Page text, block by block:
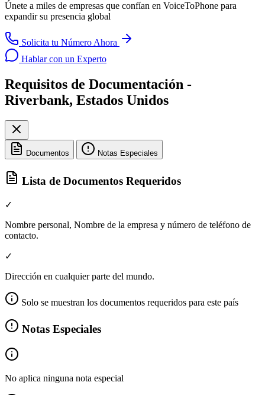
Únete a miles de empresas que confían en VoiceToPhone para
expandir su presencia global
Solicita tu Número Ahora
Hablar con un Experto
Requisitos de Documentación -
Riverbank, Estados Unidos
Documentos Notas Especiales
Lista de Documentos Requeridos
✓
Nombre personal, Nombre de la empresa y número de teléfono de
contacto.
✓
Dirección en cualquier parte del mundo.
Solo se muestran los documentos requeridos para este país
Notas Especiales
No aplica ninguna nota especial